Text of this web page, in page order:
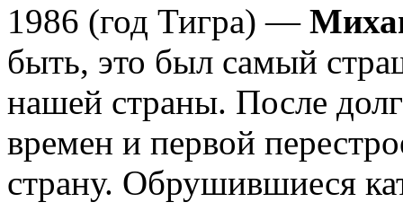
1986 (год Тигра) —
быть, это был самый
нашей страны. После
времен и первой
страну. Обрушившиеся